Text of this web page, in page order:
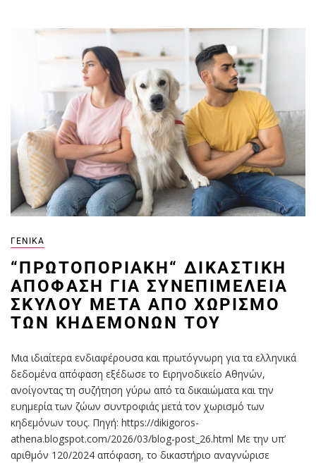
ΓΕΝΙΚΆ
“ΠΡΩΤΟΠΟΡΙΑΚΉ“ ΔΙΚΑΣΤΙΚΉ
ΑΠΌΦΑΣΗ ΓΙΑ ΣΥΝΕΠΙΜΈΛΕΙΑ
ΣΚΎΛΟΥ ΜΕΤΆ ΑΠΌ ΧΩΡΙΣΜΌ
ΤΩΝ ΚΗΔΕΜΌΝΩΝ ΤΟΥ
Μια ιδιαίτερα ενδιαφέρουσα και πρωτόγνωρη για τα ελληνικά
δεδομένα απόφαση εξέδωσε το Ειρηνοδικείο Αθηνών,
ανοίγοντας τη συζήτηση γύρω από τα δικαιώματα και την
ευημερία των ζώων συντροφιάς μετά τον χωρισμό των
κηδεμόνων τους. Πηγή: https://dikigoros-
athena.blogspot.com/2026/03/blog-post_26.html Με την υπ’
αριθμόν 120/2024 απόφαση, το δικαστήριο αναγνώρισε